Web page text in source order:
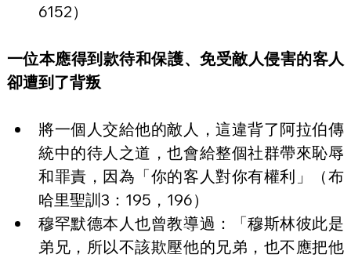
6152）
一位本應得到款待和保護、免受敵人侵害的客人
卻遭到了背叛
將一個人交給他的敵人，這違背了阿拉伯傳
統中的待人之道，也會給整個社群帶來恥辱
和罪責，因為「你的客人對你有權利」（布
哈里聖訓3：195，196）
穆罕默德本人也曾教導過：「穆斯林彼此是
弟兄，所以不該欺壓他的兄弟，也不應把他